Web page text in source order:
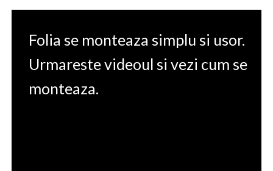
Folia se monteaza simplu si usor.
Urmareste videoul si vezi cum se
monteaza.